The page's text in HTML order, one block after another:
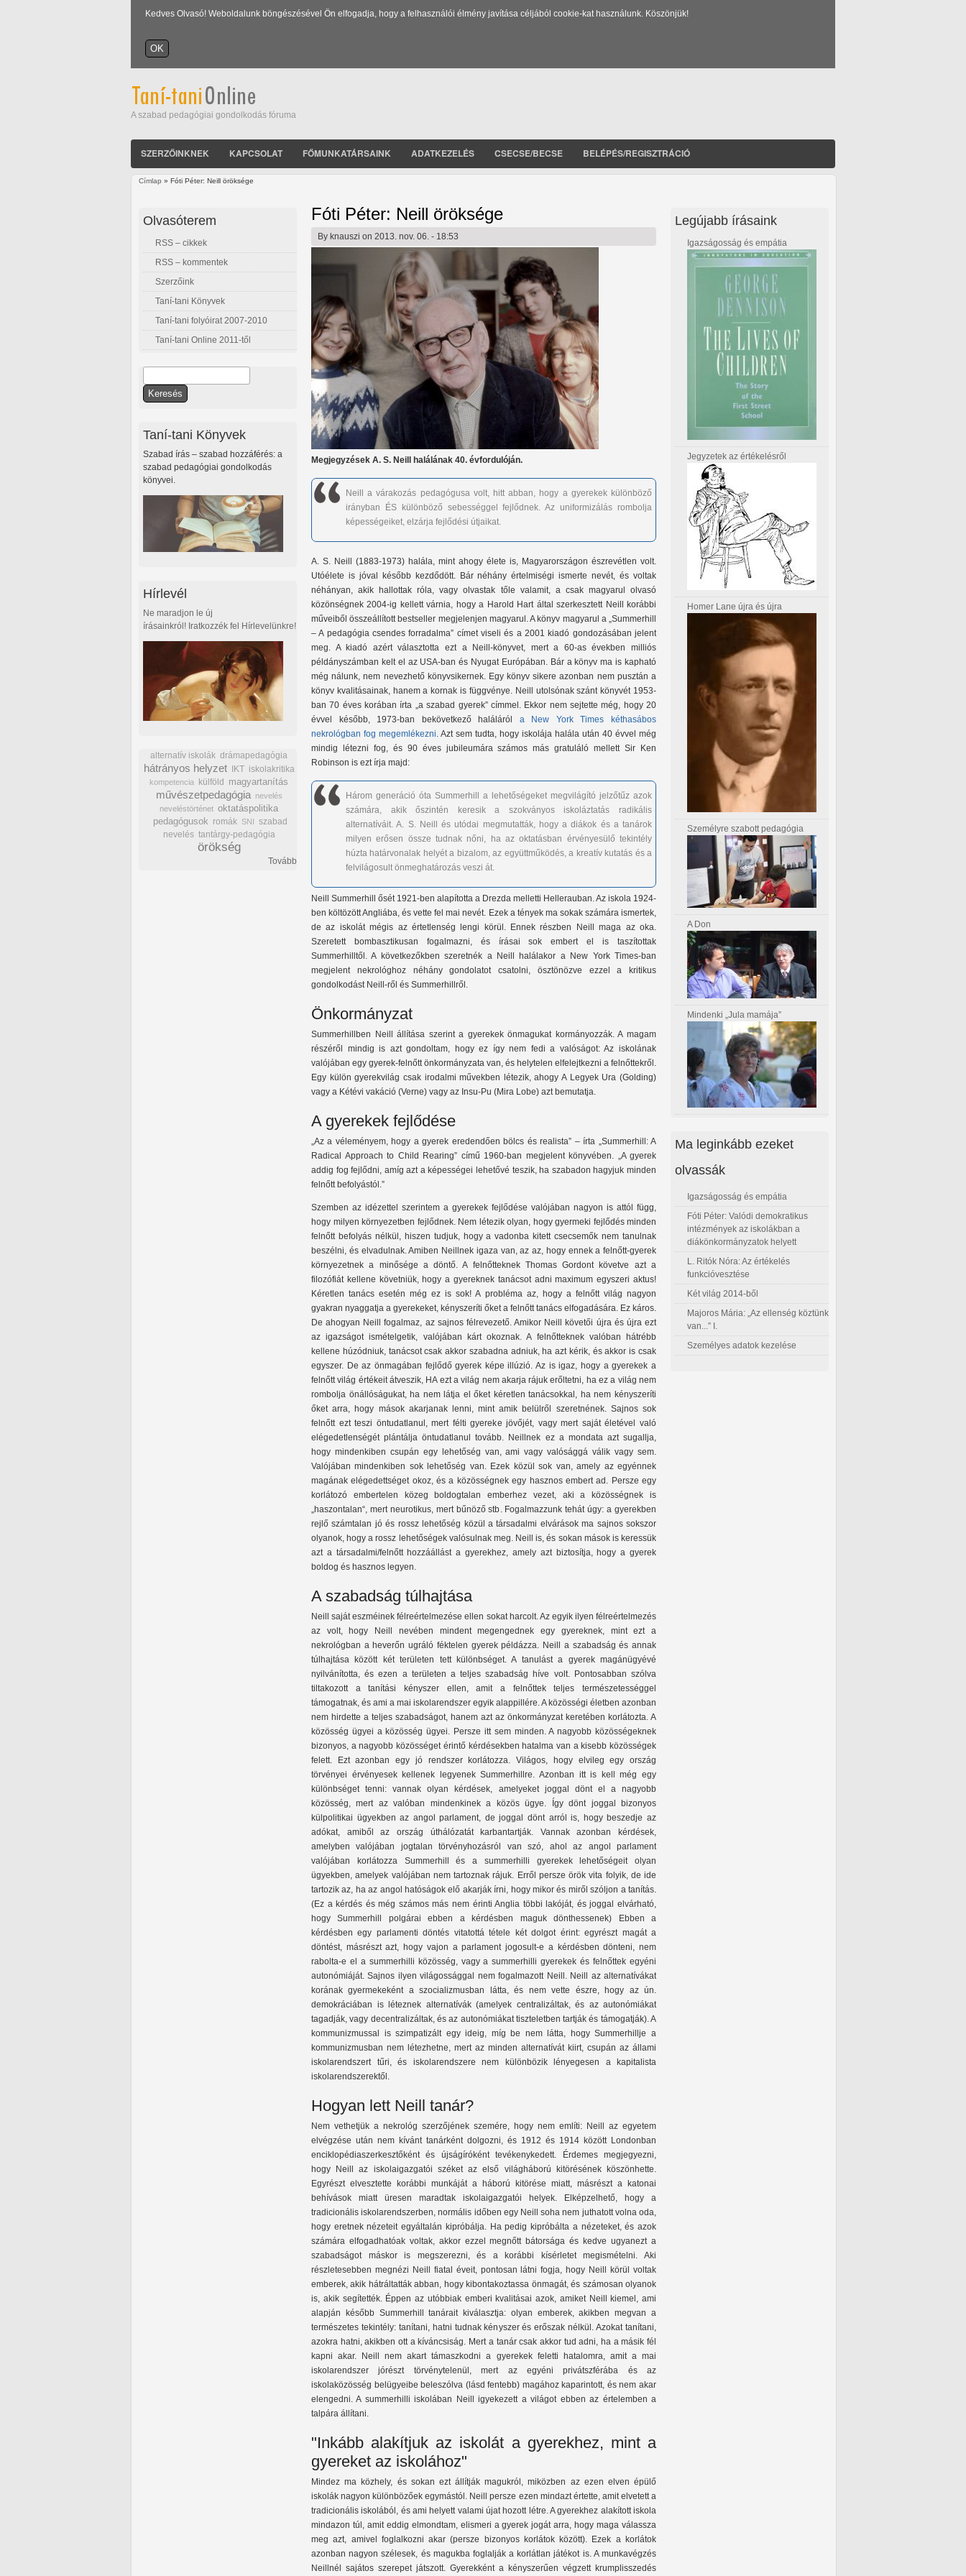
Kedves Olvasó! Weboldalunk böngészésével Ön elfogadja, hogy a felhasználói élmény javítása céljából cookie-kat használunk. Köszönjük!
A szabad pedagógiai gondolkodás fóruma
SZERZŐINKNEK KAPCSOLAT FŐMUNKATÁRSAINK ADATKEZELÉS CSECSE/BECSE BELÉPÉS/REGISZTRÁCIÓ
Címlap » Fóti Péter: Neill öröksége
Fóti Péter: Neill öröksége
By knauszi on 2013. nov. 06. - 18:53
Megjegyzések A. S. Neill halálának 40. évfordulóján.
Neill a várakozás pedagógusa volt, hitt abban, hogy a gyerekek különböző
irányban ÉS különböző sebességgel fejlődnek. Az uniformizálás rombolja
képességeiket, elzárja fejlődési útjaikat.
A. S. Neill (1883-1973) halála, mint ahogy élete is, Magyarországon észrevétlen volt.
Utóélete is jóval később kezdődött. Bár néhány értelmiségi ismerte nevét, és voltak
néhányan, akik hallottak róla, vagy olvastak tőle valamit, a csak magyarul olvasó
közönségnek 2004-ig kellett várnia, hogy a Harold Hart által szerkesztett Neill korábbi
műveiből összeállított bestseller megjelenjen magyarul. A könyv magyarul a „Summerhill
– A pedagógia csendes forradalma” címet viseli és a 2001 kiadó gondozásában jelent
meg. A kiadó azért választotta ezt a Neill-könyvet, mert a 60-as években milliós
példányszámban kelt el az USA-ban és Nyugat Európában. Bár a könyv ma is kapható
még nálunk, nem nevezhető könyvsikernek. Egy könyv sikere azonban nem pusztán a
könyv kvalitásainak, hanem a kornak is függvénye. Neill utolsónak szánt könyvét 1953-
ban 70 éves korában írta „a szabad gyerek” címmel. Ekkor nem sejtette még, hogy 20
évvel később, 1973-ban bekövetkező haláláról a New York Times kéthasábos
nekrológban fog megemlékezni. Azt sem tudta, hogy iskolája halála után 40 évvel még
mindig létezni fog, és 90 éves jubileumára számos más gratuláló mellett Sir Ken
Robinson is ezt írja majd:
Három generáció óta Summerhill a lehetőségeket megvilágító jelzőtűz azok
számára, akik őszintén keresik a szokványos iskoláztatás radikális
alternatíváit. A. S. Neill és utódai megmutatták, hogy a diákok és a tanárok
milyen erősen össze tudnak nőni, ha az oktatásban érvényesülő tekintély
húzta határvonalak helyét a bizalom, az együttműködés, a kreatív kutatás és a
felvilágosult önmeghatározás veszi át.
Neill Summerhill ősét 1921-ben alapította a Drezda melletti Hellerauban. Az iskola 1924-
ben költözött Angliába, és vette fel mai nevét. Ezek a tények ma sokak számára ismertek,
de az iskolát mégis az értetlenség lengi körül. Ennek részben Neill maga az oka.
Szeretett bombasztikusan fogalmazni, és írásai sok embert el is taszítottak
Summerhilltől. A következőkben szeretnék a Neill halálakor a New York Times-ban
megjelent nekrológhoz néhány gondolatot csatolni, ösztönözve ezzel a kritikus
gondolkodást Neill-ről és Summerhillről.
Önkormányzat
Summerhillben Neill állítása szerint a gyerekek önmagukat kormányozzák. A magam
részéről mindig is azt gondoltam, hogy ez így nem fedi a valóságot: Az iskolának
valójában egy gyerek-felnőtt önkormányzata van, és helytelen elfelejtkezni a felnőttekről.
Egy külön gyerekvilág csak irodalmi művekben létezik, ahogy A Legyek Ura (Golding)
vagy a Kétévi vakáció (Verne) vagy az Insu-Pu (Mira Lobe) azt bemutatja.
A gyerekek fejlődése
„Az a véleményem, hogy a gyerek eredendően bölcs és realista” – írta „Summerhill: A
Radical Approach to Child Rearing” című 1960-ban megjelent könyvében. „A gyerek
addig fog fejlődni, amíg azt a képességei lehetővé teszik, ha szabadon hagyjuk minden
felnőtt befolyástól.”
Szemben az idézettel szerintem a gyerekek fejlődése valójában nagyon is attól függ,
hogy milyen környezetben fejlődnek. Nem létezik olyan, hogy gyermeki fejlődés minden
felnőtt befolyás nélkül, hiszen tudjuk, hogy a vadonba kitett csecsemők nem tanulnak
beszélni, és elvadulnak. Amiben Neillnek igaza van, az az, hogy ennek a felnőtt-gyerek
környezetnek a minősége a döntő. A felnőtteknek Thomas Gordont követve azt a
filozófiát kellene követniük, hogy a gyereknek tanácsot adni maximum egyszeri aktus!
Kéretlen tanács esetén még ez is sok! A probléma az, hogy a felnőtt világ nagyon
gyakran nyaggatja a gyerekeket, kényszeríti őket a felnőtt tanács elfogadására. Ez káros.
De ahogyan Neill fogalmaz, az sajnos félrevezető. Amikor Neill követői újra és újra ezt
az igazságot ismételgetik, valójában kárt okoznak. A felnőtteknek valóban hátrébb
kellene húzódniuk, tanácsot csak akkor szabadna adniuk, ha azt kérik, és akkor is csak
egyszer. De az önmagában fejlődő gyerek képe illúzió. Az is igaz, hogy a gyerekek a
felnőtt világ értékeit átveszik, HA ezt a világ nem akarja rájuk erőltetni, ha ez a világ nem
rombolja önállóságukat, ha nem látja el őket kéretlen tanácsokkal, ha nem kényszeríti
őket arra, hogy mások akarjanak lenni, mint amik belülről szeretnének. Sajnos sok
felnőtt ezt teszi öntudatlanul, mert félti gyereke jövőjét, vagy mert saját életével való
elégedetlenségét plántálja öntudatlanul tovább. Neillnek ez a mondata azt sugallja,
hogy mindenkiben csupán egy lehetőség van, ami vagy valósággá válik vagy sem.
Valójában mindenkiben sok lehetőség van. Ezek közül sok van, amely az egyénnek
magának elégedettséget okoz, és a közösségnek egy hasznos embert ad. Persze egy
korlátozó embertelen közeg boldogtalan emberhez vezet, aki a közösségnek is
„haszontalan“, mert neurotikus, mert bűnöző stb. Fogalmazzunk tehát úgy: a gyerekben
rejlő számtalan jó és rossz lehetőség közül a társadalmi elvárások ma sajnos sokszor
olyanok, hogy a rossz lehetőségek valósulnak meg. Neill is, és sokan mások is keressük
azt a társadalmi/felnőtt hozzáállást a gyerekhez, amely azt biztosítja, hogy a gyerek
boldog és hasznos legyen.
A szabadság túlhajtása
Neill saját eszméinek félreértelmezése ellen sokat harcolt. Az egyik ilyen félreértelmezés
az volt, hogy Neill nevében mindent megengednek egy gyereknek, mint ezt a
nekrológban a heverőn ugráló féktelen gyerek példázza. Neill a szabadság és annak
túlhajtása között két területen tett különbséget. A tanulást a gyerek magánügyévé
nyilvánította, és ezen a területen a teljes szabadság híve volt. Pontosabban szólva
tiltakozott a tanítási kényszer ellen, amit a felnőttek teljes természetességgel
támogatnak, és ami a mai iskolarendszer egyik alappillére. A közösségi életben azonban
nem hirdette a teljes szabadságot, hanem azt az önkormányzat keretében korlátozta. A
közösség ügyei a közösség ügyei. Persze itt sem minden. A nagyobb közösségeknek
bizonyos, a nagyobb közösséget érintő kérdésekben hatalma van a kisebb közösségek
felett. Ezt azonban egy jó rendszer korlátozza. Világos, hogy elvileg egy ország
törvényei érvényesek kellenek legyenek Summerhillre. Azonban itt is kell még egy
különbséget tenni: vannak olyan kérdések, amelyeket joggal dönt el a nagyobb
közösség, mert az valóban mindenkinek a közös ügye. Így dönt joggal bizonyos
külpolitikai ügyekben az angol parlament, de joggal dönt arról is, hogy beszedje az
adókat, amiből az ország úthálózatát karbantartják. Vannak azonban kérdések,
amelyben valójában jogtalan törvényhozásról van szó, ahol az angol parlament
valójában korlátozza Summerhill és a summerhilli gyerekek lehetőségeit olyan
ügyekben, amelyek valójában nem tartoznak rájuk. Erről persze örök vita folyik, de ide
tartozik az, ha az angol hatóságok elő akarják írni, hogy mikor és miről szóljon a tanítás.
(Ez a kérdés és még számos más nem érinti Anglia többi lakóját, és joggal elvárható,
hogy Summerhill polgárai ebben a kérdésben maguk dönthessenek) Ebben a
kérdésben egy parlamenti döntés vitatottá tétele két dolgot érint: egyrészt magát a
döntést, másrészt azt, hogy vajon a parlament jogosult-e a kérdésben dönteni, nem
rabolta-e el a summerhilli közösség, vagy a summerhilli gyerekek és felnőttek egyéni
autonómiáját. Sajnos ilyen világossággal nem fogalmazott Neill. Neill az alternatívákat
korának gyermekeként a szocializmusban látta, és nem vette észre, hogy az ún.
demokráciában is léteznek alternatívák (amelyek centralizáltak, és az autonómiákat
tagadják, vagy decentralizáltak, és az autonómiákat tiszteletben tartják és támogatják). A
kommunizmussal is szimpatizált egy ideig, míg be nem látta, hogy Summerhillje a
kommunizmusban nem létezhetne, mert az minden alternatívát kiirt, csupán az állami
iskolarendszert tűri, és iskolarendszere nem különbözik lényegesen a kapitalista
iskolarendszerektől.
Hogyan lett Neill tanár?
Nem vethetjük a nekrológ szerzőjének szemére, hogy nem említi: Neill az egyetem
elvégzése után nem kívánt tanárként dolgozni, és 1912 és 1914 között Londonban
enciklopédiaszerkesztőként és újságíróként tevékenykedett. Érdemes megjegyezni,
hogy Neill az iskolaigazgatói széket az első világháború kitörésének köszönhette.
Egyrészt elvesztette korábbi munkáját a háború kitörése miatt, másrészt a katonai
behívások miatt üresen maradtak iskolaigazgatói helyek. Elképzelhető, hogy a
tradicionális iskolarendszerben, normális időben egy Neill soha nem juthatott volna oda,
hogy eretnek nézeteit egyáltalán kipróbálja. Ha pedig kipróbálta a nézeteket, és azok
számára elfogadhatóak voltak, akkor ezzel megnőtt bátorsága és kedve ugyanezt a
szabadságot máskor is megszerezni, és a korábbi kísérletet megismételni. Aki
részletesebben megnézi Neill fiatal éveit, pontosan látni fogja, hogy Neill körül voltak
emberek, akik hátráltatták abban, hogy kibontakoztassa önmagát, és számosan olyanok
is, akik segítették. Éppen az utóbbiak emberi kvalitásai azok, amiket Neill kiemel, ami
alapján később Summerhill tanárait kiválasztja: olyan emberek, akikben megvan a
természetes tekintély: tanítani, hatni tudnak kényszer és erőszak nélkül. Azokat tanítani,
azokra hatni, akikben ott a kíváncsiság. Mert a tanár csak akkor tud adni, ha a másik fél
kapni akar. Neill nem akart támaszkodni a gyerekek feletti hatalomra, amit a mai
iskolarendszer jórészt törvénytelenül, mert az egyéni privátszférába és az
iskolaközösség belügyeibe beleszólva (lásd fentebb) magához kaparintott, és nem akar
elengedni. A summerhilli iskolában Neill igyekezett a világot ebben az értelemben a
talpára állítani.
"Inkább alakítjuk az iskolát a gyerekhez, mint a
gyereket az iskolához"
Mindez ma közhely, és sokan ezt állítják magukról, miközben az ezen elven épülő
iskolák nagyon különbözőek egymástól. Neill persze ezen mindazt értette, amit elvetett a
tradicionális iskolából, és ami helyett valami újat hozott létre. A gyerekhez alakított iskola
mindazon túl, amit eddig elmondtam, elismeri a gyerek jogát arra, hogy maga válassza
meg azt, amivel foglalkozni akar (persze bizonyos korlátok között). Ezek a korlátok
azonban nagyon szélesek, és magukba foglalják a korlátlan játékot is. A munkavégzés
Neillnél sajátos szerepet játszott. Gyerekként a kényszerűen végzett krumplisszedés
Olvasóterem
RSS – cikkek
RSS – kommentek
Szerzőink
Taní-tani Könyvek
Taní-tani folyóirat 2007-2010
Taní-tani Online 2011-től
Keresés űrlap
Taní-tani Könyvek
Szabad írás – szabad hozzáférés: a
szabad pedagógiai gondolkodás
könyvei.
Hírlevél
Ne maradjon le új
írásainkról! Iratkozzék fel Hírlevelünkre!
alternatív iskolák drámapedagógia
hátrányos helyzet IKT iskolakritika
kompetencia külföld magyartanítás
művészetpedagógia
nevelés
neveléstörténet oktatáspolitika
pedagógusok romák SNI szabad
nevelés tantárgy-pedagógia
örökség
Tovább
Legújabb írásaink
Igazságosság és empátia
Jegyzetek az értékelésről
Homer Lane újra és újra
Személyre szabott pedagógia
A Don
Mindenki „Jula mamája”
Ma leginkább ezeket
olvassák
Igazságosság és empátia
Fóti Péter: Valódi demokratikus
intézmények az iskolákban a
diákönkormányzatok helyett
L. Ritók Nóra: Az értékelés
funkcióvesztése
Két világ 2014-ből
Majoros Mária: „Az ellenség köztünk
van...” I.
Személyes adatok kezelése